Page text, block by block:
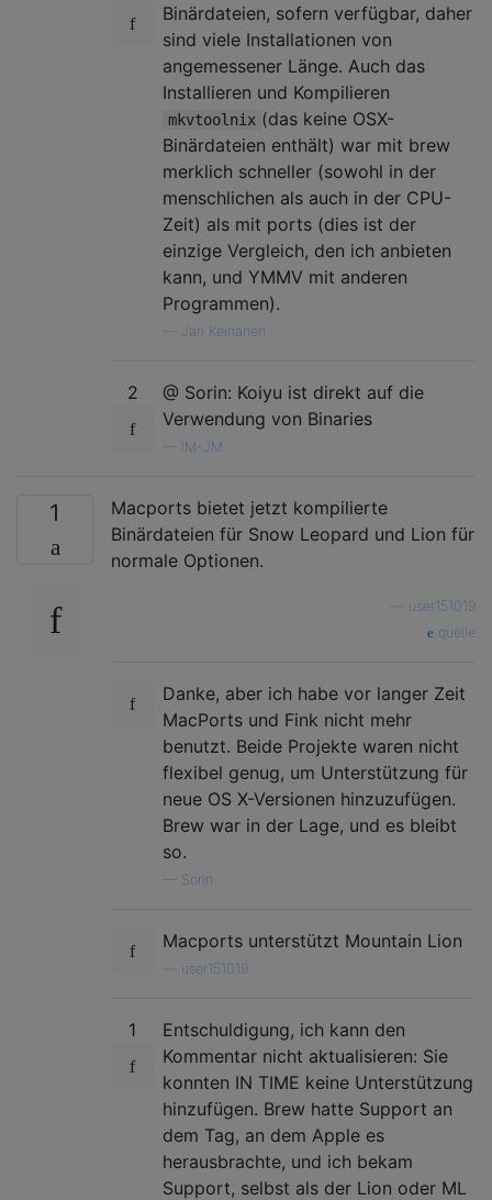
Binärdateien, sofern verfügbar, daher
sind viele Installationen von
angemessener Länge. Auch das
Installieren und Kompilieren
mkvtoolnix (das keine OSX-
Binärdateien enthält) war mit brew
merklich schneller (sowohl in der
menschlichen als auch in der CPU-
Zeit) als mit ports (dies ist der
einzige Vergleich, den ich anbieten
kann, und YMMV mit anderen
Programmen).
Jari Keinänen
2
@ Sorin: Koiyu ist direkt auf die
Verwendung von Binaries
IM-JM
1
Macports bietet jetzt kompilierte
Binärdateien für Snow Leopard und Lion für
normale Optionen.
user151019
quelle
Danke, aber ich habe vor langer Zeit
MacPorts und Fink nicht mehr
benutzt. Beide Projekte waren nicht
flexibel genug, um Unterstützung für
neue OS X-Versionen hinzuzufügen.
Brew war in der Lage, und es bleibt
so.
Sorin
Macports unterstützt Mountain Lion
user151019
1
Entschuldigung, ich kann den
Kommentar nicht aktualisieren: Sie
konnten IN TIME keine Unterstützung
hinzufügen. Brew hatte Support an
dem Tag, an dem Apple es
herausbrachte, und ich bekam
Support, selbst als der Lion oder ML